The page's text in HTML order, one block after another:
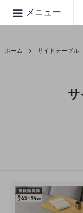
メニュー
ホーム サイドテーブル